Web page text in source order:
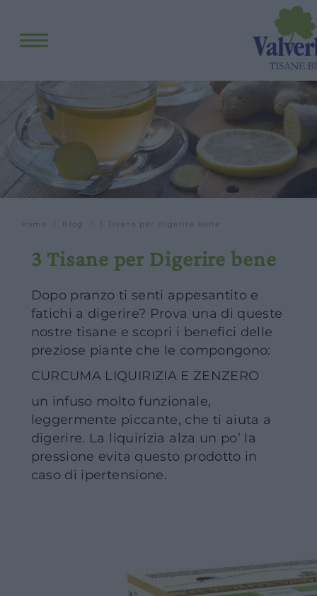
Blog
Eventi e visite
Visite guidate
Laboratori
Calendario
Offerte scuole e gruppi
Orari
Home Blog / 3 Tisane per Digerire bene
3 Tisane per Digerire bene
Dopo pranzo ti senti appesantito e
fatichi a digerire? Prova una di queste
nostre tisane e scopri i benefici delle
preziose piante che le compongono:
CURCUMA LIQUIRIZIA E ZENZERO
un infuso molto funzionale,
leggermente piccante, che ti aiuta a
digerire. La liquirizia alza un po’ la
pressione evita questo prodotto in
caso di ipertensione.